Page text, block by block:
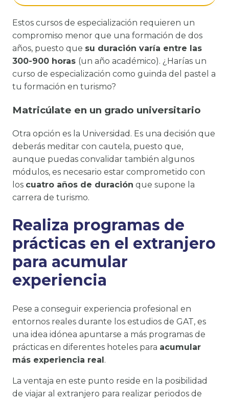
Estos cursos de especialización requieren un
compromiso menor que una formación de dos
años, puesto que su duración varía entre las
300-900 horas (un año académico). ¿Harías un
curso de especialización como guinda del pastel a
tu formación en turismo?
Matricúlate en un grado universitario
Otra opción es la Universidad. Es una decisión que
deberás meditar con cautela, puesto que,
aunque puedas convalidar también algunos
módulos, es necesario estar comprometido con
los cuatro años de duración que supone la
carrera de turismo.
Realiza programas de
prácticas en el extranjero
para acumular
experiencia
Pese a conseguir experiencia profesional en
entornos reales durante los estudios de GAT, es
una idea idónea apuntarse a más programas de
prácticas en diferentes hoteles para acumular
más experiencia real .
La ventaja en este punto reside en la posibilidad
de viajar al extranjero para realizar periodos de